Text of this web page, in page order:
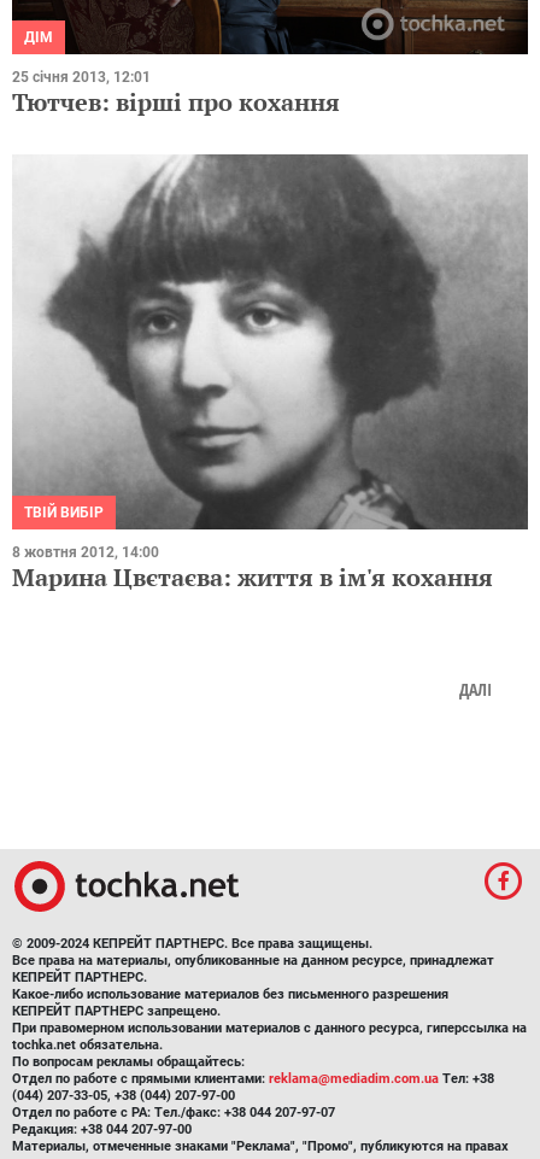
ДІМ
25 січня 2013, 12:01
Тютчев: вірші про кохання
ТВІЙ ВИБІР
8 жовтня 2012, 14:00
Марина Цвєтаєва: життя в ім'я кохання
ДАЛІ
© 2009-2024 КЕПРЕЙТ ПАРТНЕРС. Все права защищены.
Все права на материалы, опубликованные на данном ресурсе, принадлежат
КЕПРЕЙТ ПАРТНЕРС.
Какое-либо использование материалов без письменного разрешения
КЕПРЕЙТ ПАРТНЕРС запрещено.
При правомерном использовании материалов с данного ресурса, гиперссылка на
tochka.net обязательна.
По вопросам рекламы обращайтесь:
Отдел по работе с прямыми клиентами: reklama@mediadim.com.ua Тел: +38
(044) 207-33-05, +38 (044) 207-97-00
Отдел по работе с РА: Тел./факс: +38 044 207-97-07
Редакция: +38 044 207-97-00
Материалы, отмеченные знаками "Реклама", "Промо", публикуются на правах